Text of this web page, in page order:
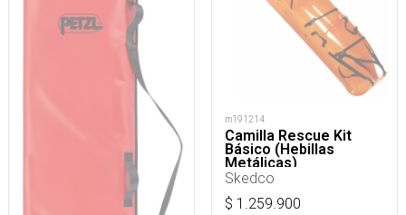
m191214
Camilla Rescue Kit
Básico (Hebillas
Metálicas)
Skedco
$ 1.259.900